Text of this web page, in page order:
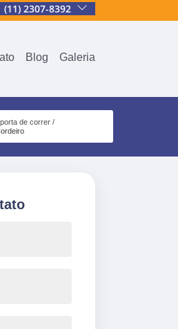
(11) 2307-8392
Blog Galeria
de correr